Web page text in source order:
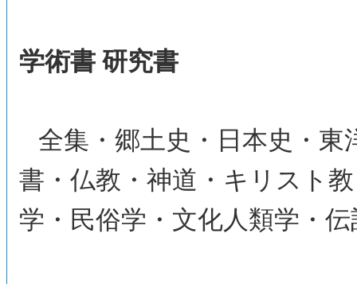
学術書 研究書
全集・郷土史・日本史・
書・仏教・神道・キリスト
学・民俗学・文化人類学・